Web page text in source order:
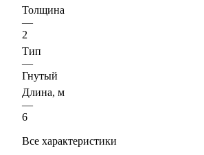
Толщина
—
2
Тип
—
Гнутый
Длина, м
—
6
Все характеристики